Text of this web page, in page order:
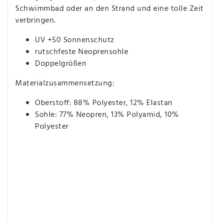
Schwimmbad oder an den Strand und eine tolle Zeit
verbringen.
UV +50 Sonnenschutz
rutschfeste Neoprensohle
Doppelgrößen
Materialzusammensetzung:
Oberstoff: 88% Polyester, 12% Elastan
Sohle: 77% Neopren, 13% Polyamid, 10%
Polyester